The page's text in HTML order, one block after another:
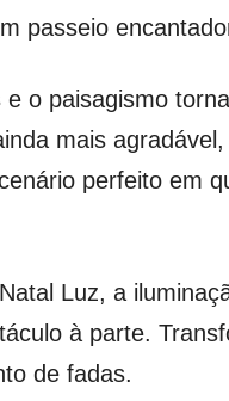
passeio
e o paisagismo
mais
perfeito em
Luz, a
à parte.
de fadas.